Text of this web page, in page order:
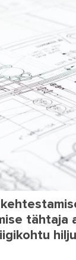
tähtaja